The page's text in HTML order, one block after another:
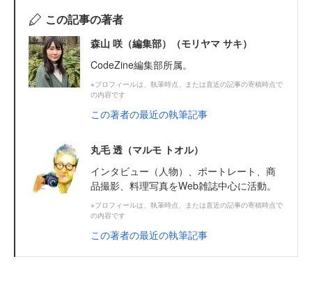
この記事の著者
森山 咲（編集部）（モリヤマ サキ）
CodeZine編集部所属。
※プロフィールは、執筆時点、または直近の記事の寄稿時点で
の内容です
この著者の最近の執筆記事
丸毛 透（マルモ トオル）
インタビュー（人物）、ポートレート、商
品撮影、料理写真をWeb雑誌中心に活動。
※プロフィールは、執筆時点、または直近の記事の寄稿時点で
の内容です
この著者の最近の執筆記事